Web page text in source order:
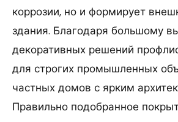
коррозии, но и формирует
здания. Благодаря большому
декоративных решений
для строгих промышленных
частных домов с ярким
Правильно подобранное